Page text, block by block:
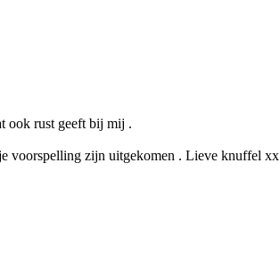
ook rust geeft bij mij .
voorspelling zijn uitgekomen . Lieve knuffel xx